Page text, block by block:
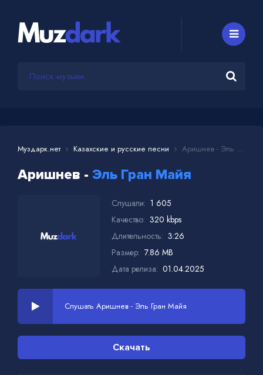
Муздарк.нет Казахские и русские песни Аришнев - Эль Гран Майя
Аришнев - Эль Гран Майя
Слушали: 1 605
Качество: 320 kbps
Длительность: 3:26
Размер: 7.86 MB
Дата релиза: 01.04.2025
Слушать Аришнев - Эль Гран Майя
Скачать